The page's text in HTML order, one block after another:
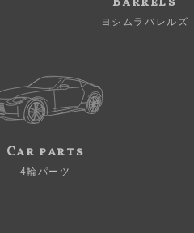
ヨシムラバレルズ
Car parts
4輪パーツ